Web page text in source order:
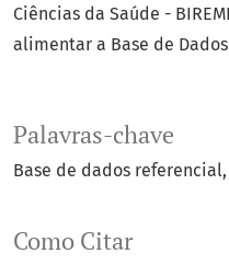
Palavras-chave
Base de dados referencial
Como Citar
Ciências da Saúde -
alimentar a Base de Dados